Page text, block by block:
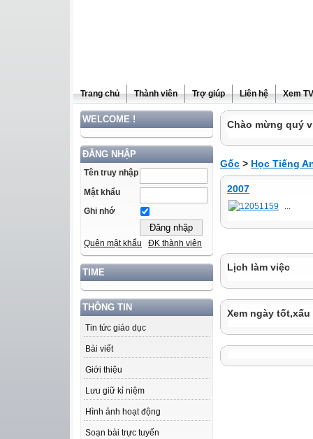
Trang chủ Thành viên Trợ giúp Liên hệ Xem TV
WELCOME !
ĐĂNG NHẬP
Tên truy nhập
Mật khẩu
Ghi nhớ
Quên mật khẩu ĐK thành viên
TIME
THÔNG TIN
Tin tức giáo dục
Bài viết
Giới thiệu
Lưu giữ kỉ niệm
Hình ảnh hoạt động
Soạn bài trực tuyến
Chào mừng quý
Gốc > Học Tiếng
2007
...
Lịch làm việc
Xem ngày tốt,xấu